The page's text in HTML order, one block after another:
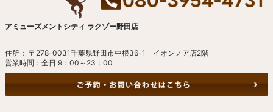
アミューズメントシティ ラクゾー野田店
住所： 〒278-0031千葉県野田市中根36-1 イオンノア店2階
営業時間：全日 9：00～23：00